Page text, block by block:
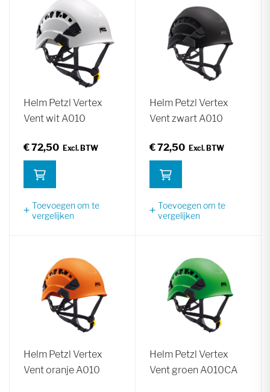
Helm Petzl Vertex
Vent wit A010
€ 72,50
Toevoegen om te
vergelijken
Helm Petzl Vertex
Vent zwart A010
€ 72,50
Toevoegen om te
vergelijken
Helm Petzl Vertex
Vent oranje A010
Helm Petzl Vertex
Vent groen A010CA